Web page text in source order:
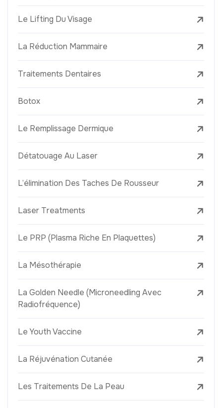
Le Lifting Du Visage
La Réduction Mammaire
Traitements Dentaires
Botox
Le Remplissage Dermique
Détatouage Au Laser
L’élimination Des Taches De Rousseur
Laser Treatments
Le PRP (Plasma Riche En Plaquettes)
La Mésothérapie
La Golden Needle (Microneedling Avec
Radiofréquence)
Le Youth Vaccine
La Réjuvénation Cutanée
Les Traitements De La Peau